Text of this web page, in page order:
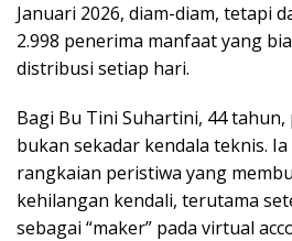
Januari 2026, diam-diam, tetapi
2.998 penerima manfaat yang
distribusi setiap hari.
Bagi Bu Tini Suhartini, 44
bukan sekadar kendala teknis.
rangkaian peristiwa yang
kehilangan kendali, terutama
sebagai “maker” pada virtual